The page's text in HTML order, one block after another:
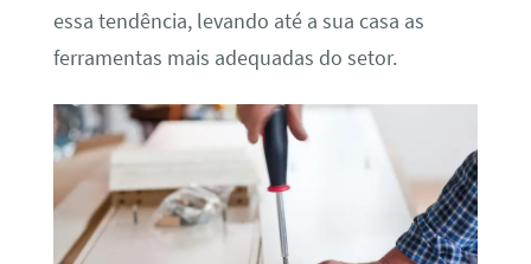
essa tendência, levando até a sua casa as
ferramentas mais adequadas do setor.